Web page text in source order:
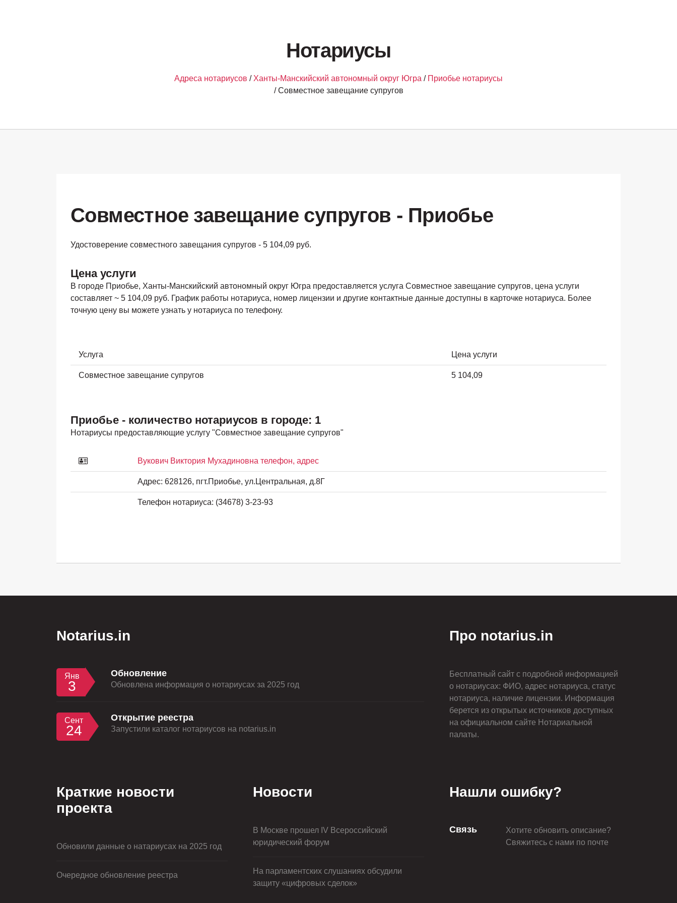
Нотариусы
Адреса нотариусов / Ханты-Манскийский автономный округ Югра / Приобье нотариусы
/ Совместное завещание супругов
Совместное завещание супругов - Приобье
Удостоверение совместного завещания супругов - 5 104,09 руб.
Цена услуги
В городе Приобье, Ханты-Манскийский автономный округ Югра предоставляется услуга Совместное завещание супругов, цена услуги
составляет ~ 5 104,09 руб. График работы нотариуса, номер лицензии и другие контактные данные доступны в карточке нотариуса. Более
точную цену вы можете узнать у нотариуса по телефону.
Услуга Цена услуги
Совместное завещание супругов 5 104,09
Приобье - количество нотариусов в городе: 1
Нотариусы предоставляющие услугу "Совместное завещание супругов"
Вукович Виктория Мухадиновна телефон, адрес
Адрес: 628126, пгт.Приобье, ул.Центральная, д.8Г
Телефон нотариуса: (34678) 3-23-93
Notarius.in
Янв
3
Обновление
Обновлена информация о нотариусах за 2025 год
Сент
24
Открытие реестра
Запустили каталог нотариусов на notarius.in
Про notarius.in
Бесплатный сайт с подробной информацией
о нотариусах: ФИО, адрес нотариуса, статус
нотариуса, наличие лицензии. Информация
берется из открытых источников доступных
на официальном сайте Нотариальной
палаты.
Краткие новости
проекта
Обновили данные о натариусах на 2025 год
Очередное обновление реестра
Новости
В Москве прошел IV Всероссийский
юридический форум
На парламентских слушаниях обсудили
защиту «цифровых сделок»
Нашли ошибку?
Связь
Хотите обновить описание?
Свяжитесь с нами по почте